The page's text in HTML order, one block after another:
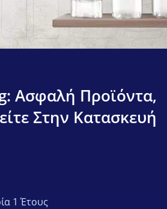
Ασφαλή Προϊόντα,
Στην Κατασκευή
1 Έτους